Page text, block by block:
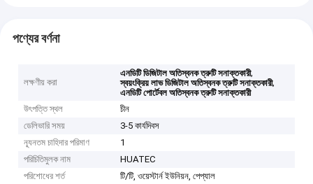
পণ্যের বর্ণনা
লক্ষণীয় করা
এনডিটি ডিজিটাল অতিস্বনক ত্রুটি সনাক্তকারী,
স্বয়ংক্রিয় লাভ ডিজিটাল অতিস্বনক ত্রুটি সনাক্তকারী,
এনডিটি পোর্টেবল অতিস্বনক ত্রুটি সনাক্তকারী
উৎপত্তি স্থল
চীন
ডেলিভারি সময়
3-5 কার্যদিবস
ন্যূনতম চাহিদার পরিমাণ
1
পরিচিতিমুলক নাম
HUATEC
পরিশোধের শর্ত
টি/টি, ওয়েস্টার্ন ইউনিয়ন, পেপ্যাল